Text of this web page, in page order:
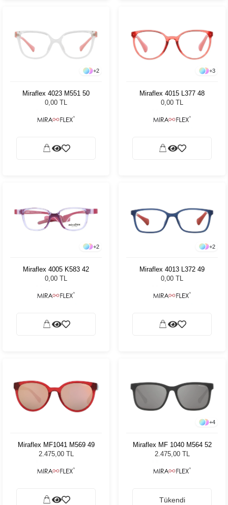
+2
Miraflex 4023 M551 50
0,00 TL
+3
Miraflex 4015 L377 48
0,00 TL
+2
Miraflex 4005 K583 42
0,00 TL
+2
Miraflex 4013 L372 49
0,00 TL
Miraflex MF1041 M569 49
2.475,00 TL
+4
Miraflex MF 1040 M564 52
2.475,00 TL
Tükendi